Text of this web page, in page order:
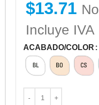
$13.71 No
Incluye IVA
ACABADO/COLOR